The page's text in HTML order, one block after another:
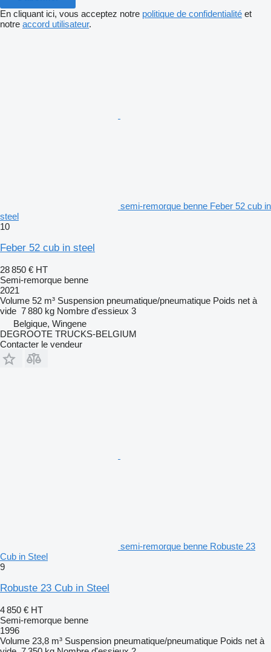
En cliquant ici, vous acceptez notre politique de confidentialité et
notre accord utilisateur.
semi-remorque benne Feber 52 cub in
steel
10
Feber 52 cub in steel
28 850 € HT
Semi-remorque benne
2021
Volume 52 m³ Suspension pneumatique/pneumatique Poids net à
vide 7 880 kg Nombre d'essieux 3
Belgique, Wingene
DEGROOTE TRUCKS-BELGIUM
Contacter le vendeur
semi-remorque benne Robuste 23
Cub in Steel
9
Robuste 23 Cub in Steel
4 850 € HT
Semi-remorque benne
1996
Volume 23,8 m³ Suspension pneumatique/pneumatique Poids net à